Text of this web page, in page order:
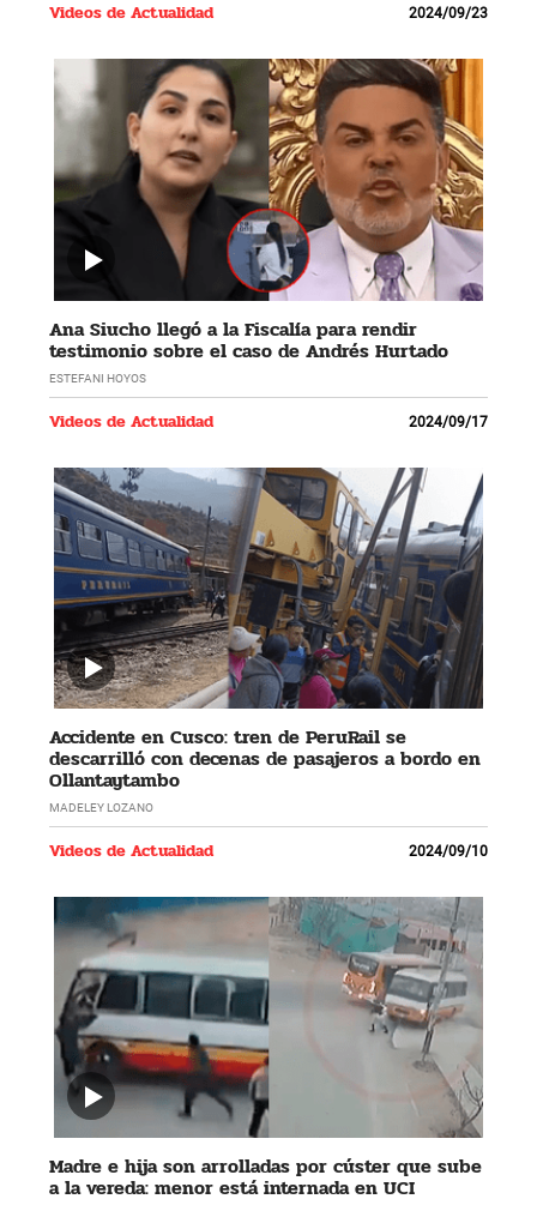
Videos de Actualidad 2024/09/23
Ana Siucho llegó a la Fiscalía para rendir
testimonio sobre el caso de Andrés Hurtado
ESTEFANI HOYOS
Videos de Actualidad 2024/09/17
Accidente en Cusco: tren de PeruRail se
descarrilló con decenas de pasajeros a bordo en
Ollantaytambo
MADELEY LOZANO
Videos de Actualidad 2024/09/10
Madre e hija son arrolladas por cúster que sube
a la vereda: menor está internada en UCI